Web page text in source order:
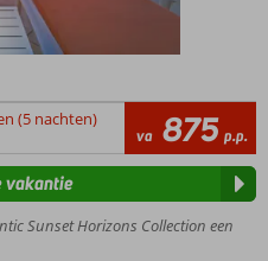
(5 nachten)
va 875 p.p.
Sunset Horizons Collection een
vakantie